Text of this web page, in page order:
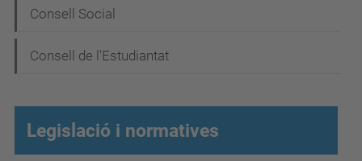
ó
Consell Social
Consell de l'Estudiantat
Legislació i normatives